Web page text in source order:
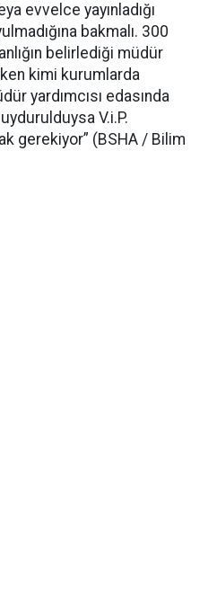
evvelce yayınladığı
bakmalı. 300
belirlediği müdür
kimi kurumlarda
yardımcısı edasında
V.i.P.
gerekiyor” (BSHA / Bilim